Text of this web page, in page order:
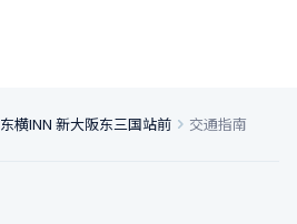
东横INN 新大阪东三国站前 交通指南